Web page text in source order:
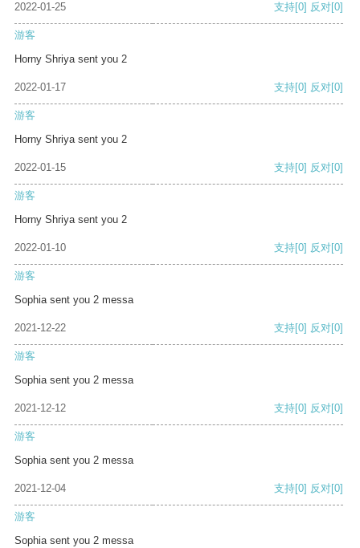
2022-01-25 支持[0] 反对[0]
游客
Horny Shriya sent you 2
2022-01-17 支持[0] 反对[0]
游客
Horny Shriya sent you 2
2022-01-15 支持[0] 反对[0]
游客
Horny Shriya sent you 2
2022-01-10 支持[0] 反对[0]
游客
Sophia sent you 2 messa
2021-12-22 支持[0] 反对[0]
游客
Sophia sent you 2 messa
2021-12-12 支持[0] 反对[0]
游客
Sophia sent you 2 messa
2021-12-04 支持[0] 反对[0]
游客
Sophia sent you 2 messa